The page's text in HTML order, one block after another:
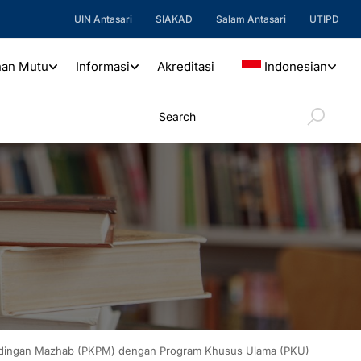
UIN Antasari SIAKAD Salam Antasari UTIPD
Mutu Informasi Akreditasi Indonesian
Mazhab (PKPM) dengan Program Khusus Ulama (PKU)